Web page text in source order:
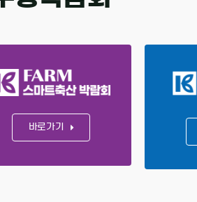
바로가기